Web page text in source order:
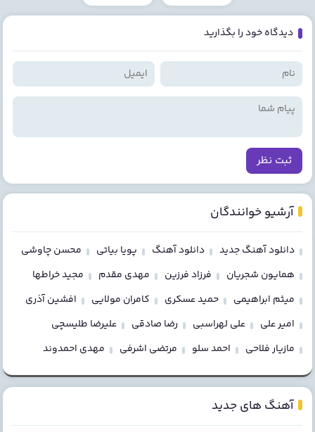
دیدگاه خود را بگذارید
ثبت نظر
آرشیو خوانندگان
دانلود آهنگ جدید دانلود آهنگ پویا بیاتی
محسن چاوشی
همایون شجریان
فرزاد فرزین مهدی مقدم
مجید خراطها
میثم ابراهیمی
حمید عسکری کامران مولایی
افشین آذری
امیر علی
علی لهراسبی رضا صادقی
علیرضا طلیسچی
مازیار فلاحی
احمد سلو مرتضی اشرفی مهدی احمدوند
آهنگ های جدید